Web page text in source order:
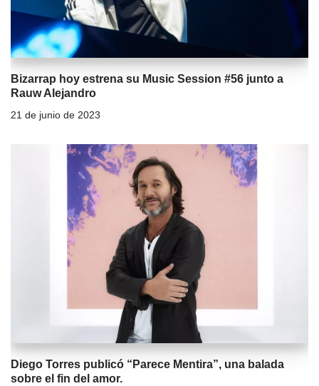
Bizarrap hoy estrena su Music Session #56 junto a
Rauw Alejandro
21 de junio de 2023
Diego Torres publicó “Parece Mentira”, una balada
sobre el fin del amor.